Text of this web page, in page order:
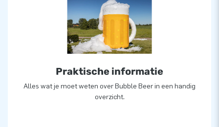
Praktische informatie
Alles wat je moet weten over Bubble Beer in een handig
overzicht.